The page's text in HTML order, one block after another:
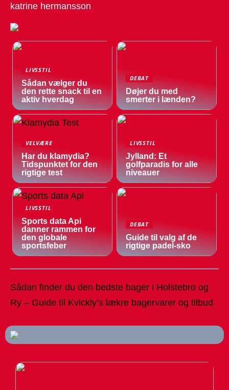
katrine hermansson
LIVSSTIL
Sådan vælger du
den rette snack til en
aktiv hverdag
DEBAT
Døjer du med
smerter i lænden?
VELVÆRE
Har du klamydia?
Tidspunktet for den
rigtige test
LIVSSTIL
Jylland: Et
golfparadis for alle
niveauer
LIVSSTIL
Sports data Api
danner rammen for
den globale
sportsfeber
DEBAT
Guide til valg af de
rigtige padel-sko
Sådan finder du den bedste bager i Holstebro og
Ry – Guide til Kvickly’s lækre bagervarer og tilbud